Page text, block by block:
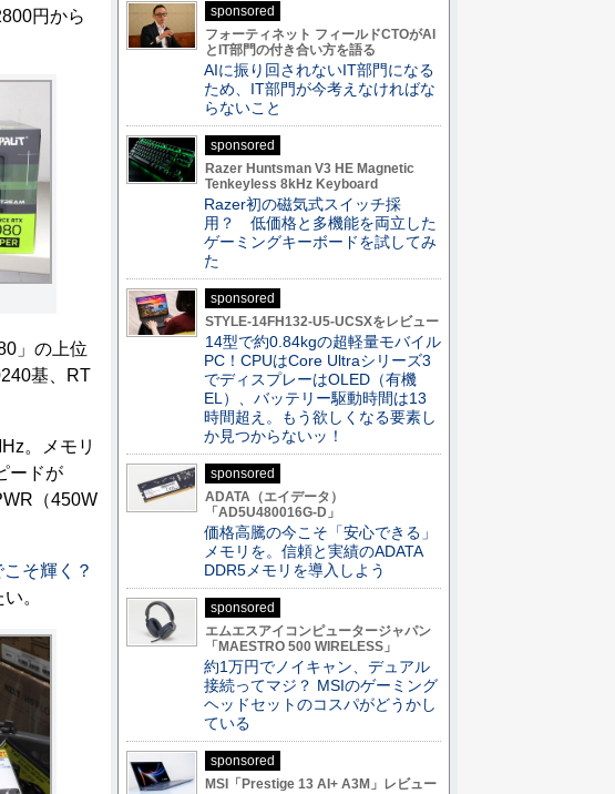
円から
」の上位
基、RT
。メモリ
ードが
（450W
そ輝く？
。
sponsored
フォーティネット フィールドCTOがAI
とIT部門の付き合い方を語る
AIに振り回されないIT部門になる
ため、IT部門が今考えなければな
らないこと
sponsored
Razer Huntsman V3 HE Magnetic
Tenkeyless 8kHz Keyboard
Razer初の磁気式スイッチ採
用？ 低価格と多機能を両立した
ゲーミングキーボードを試してみ
た
sponsored
STYLE-14FH132-U5-UCSXをレビュー
14型で約0.84kgの超軽量モバイル
PC！CPUはCore Ultraシリーズ3
でディスプレーはOLED（有機
EL）、バッテリー駆動時間は13
時間超え。もう欲しくなる要素し
か見つからないッ！
sponsored
ADATA（エイデータ）
「AD5U480016G-D」
価格高騰の今こそ「安心できる」
メモリを。信頼と実績のADATA
DDR5メモリを導入しよう
sponsored
エムエスアイコンピュータージャパン
「MAESTRO 500 WIRELESS」
約1万円でノイキャン、デュアル
接続ってマジ？ MSIのゲーミング
ヘッドセットのコスパがどうかし
ている
sponsored
MSI「Prestige 13 AI+ A3M」レビュー